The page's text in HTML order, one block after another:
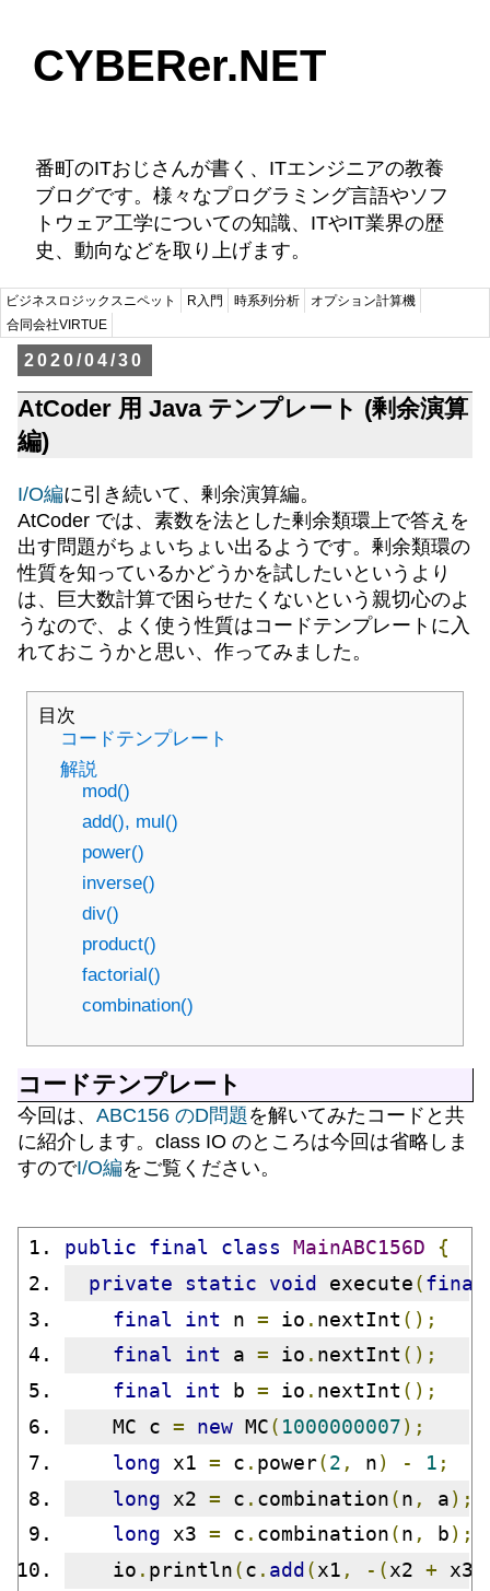
CYBERer.NET
番町のITおじさんが書く、ITエンジニアの教養
ブログです。様々なプログラミング言語やソフ
トウェア工学についての知識、ITやIT業界の歴
史、動向などを取り上げます。
ビジネスロジックスニペット R入門 時系列分析
オプション計算機
合同会社VIRTUE
2020/04/30
AtCoder 用 Java テンプレート (剰余演算
編)
I/O編に引き続いて、剰余演算編。
AtCoder では、素数を法とした剰余類環上で答えを
出す問題がちょいちょい出るようです。剰余類環の
性質を知っているかどうかを試したいというより
は、巨大数計算で困らせたくないという親切心のよ
うなので、よく使う性質はコードテンプレートに入
れておこうかと思い、作ってみました。
目次
コードテンプレート
解説
mod()
add(), mul()
power()
inverse()
div()
product()
factorial()
combination()
コードテンプレート
今回は、 ABC156 のD問題 を解いてみたコードと共
に紹介します。class IO のところは今回は省略しま
すのでI/O編をご覧ください。
public final class MainABC156D
{
private
static void execute ( final
final
int n = io . nextInt ();
final
int a = io . nextInt ();
final
int b = io . nextInt ();
    MC c
= new MC ( 1000000007 );
long x1 = c . power( 2 , n ) - 1 ;
long x2 = c . combination ( n , a );
long x3 = c . combination ( n , b );
    io
. println ( c . add ( x1 , -( x2 + x3